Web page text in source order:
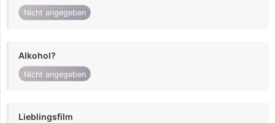
Nicht angegeben
Alkohol?
Nicht angegeben
Lieblingsfilm